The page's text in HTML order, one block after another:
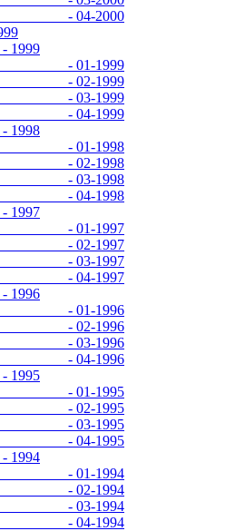
04-2000
01-1999
02-1999
03-1999
04-1999
01-1998
02-1998
03-1998
04-1998
01-1997
02-1997
03-1997
04-1997
01-1996
02-1996
03-1996
04-1996
01-1995
02-1995
03-1995
04-1995
01-1994
02-1994
03-1994
04-1994